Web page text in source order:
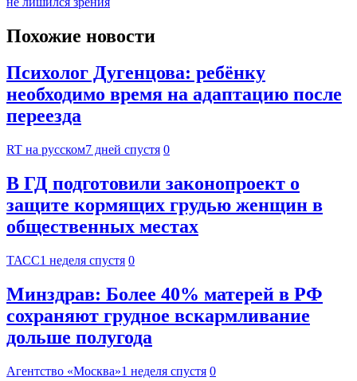
Похожие новости
Психолог Дугенцова: ребёнку
необходимо время на адаптацию после
переезда
RT на русском7 дней спустя 0
В ГД подготовили законопроект о
защите кормящих грудью женщин в
общественных местах
ТАСС1 неделя спустя 0
Минздрав: Более 40% матерей в РФ
сохраняют грудное вскармливание
дольше полугода
Агентство «Москва»1 неделя спустя 0